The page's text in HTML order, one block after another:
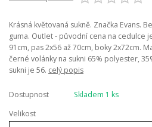
Krásná květovaná sukně. Značka Evans.
guma. Outlet - původní cena na cedulce
91cm, pas 2x56 až 70cm, boky 2x72cm.
černé volánky na sukni 65% polyester,
sukni je 56. celý popis
Dostupnost
Skladem 1 ks
Velikost